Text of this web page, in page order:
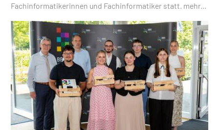
Fachinformatikerinnen und Fachinformatiker statt. mehr...